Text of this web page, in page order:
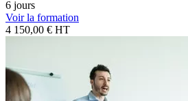
6 jours
Voir la formation
4 150,00 € HT